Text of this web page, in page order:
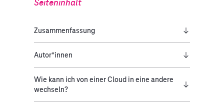
Zusammenfassung
Autor*innen
Wie kann ich von einer Cloud in eine andere
wechseln?